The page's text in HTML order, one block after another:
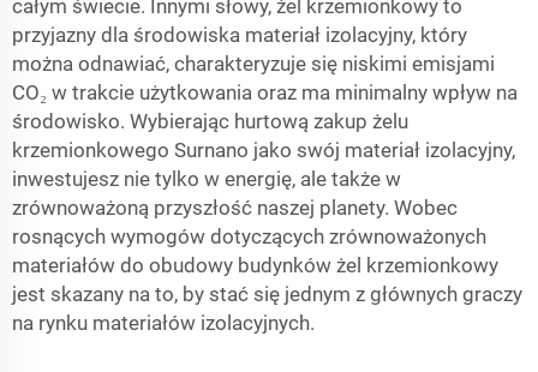
całym świecie. Innymi słowy, żel krzemionkowy to
przyjazny dla środowiska materiał izolacyjny, który
można odnawiać, charakteryzuje się niskimi emisjami
CO₂ w trakcie użytkowania oraz ma minimalny wpływ na
środowisko. Wybierając hurtową zakup żelu
krzemionkowego Surnano jako swój materiał izolacyjny,
inwestujesz nie tylko w energię, ale także w
zrównoważoną przyszłość naszej planety. Wobec
rosnących wymogów dotyczących zrównoważonych
materiałów do obudowy budynków żel krzemionkowy
jest skazany na to, by stać się jednym z głównych graczy
na rynku materiałów izolacyjnych.